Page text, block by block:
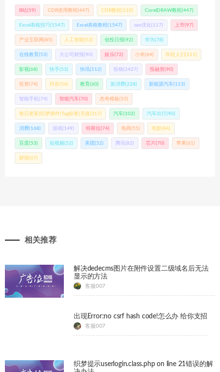
B站(59) CDR使用教程(447) CDR教程(110) CorelDRAW教程(447)
Excel表格技巧(1547) Excel表格教程(1547) seo优化(117) 上市(97)
产业互联网 (85) 人工智能(53) 创投日报(92) 华为(78)
在线教育(53) 大公司财报(90) 娱乐(72) 小米(64) 年轻人们 (111)
影视(68) 快手(53) 快讯(112) 投稿 (2427) 投融资(90)
投资(74) 抖音(56) 教育(60) 新消费(228) 新能源汽车(113)
智能手机 (74) 智能汽车(70) 杰奇模板(55)
每日更新|织梦插件|Tag标签|充值(317) 汽车(102) 汽车出行(90)
消费(168) 游戏(149) 特斯拉(74) 电商(55) 电影(84)
百度(53) 短视频(52) 美团 (52) 腾讯(82) 芯片(70) 苹果(61)
财报(67)
相关推荐
解决dedecms图片在附件设置二级域名后无法
显示的方法
客服007
出现Error:no csrf hash code!怎么办 给你支招
客服007
织梦提示userlogin.class.php on line 21错误的解